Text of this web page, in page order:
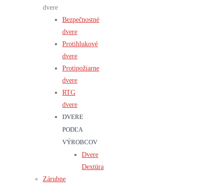
dvere
Bezpečnostné
dvere
Protihlukové
dvere
Protipožiarne
dvere
RTG
dvere
DVERE
PODĽA
VÝROBCOV
Dvere
Dextüra
Zárubne